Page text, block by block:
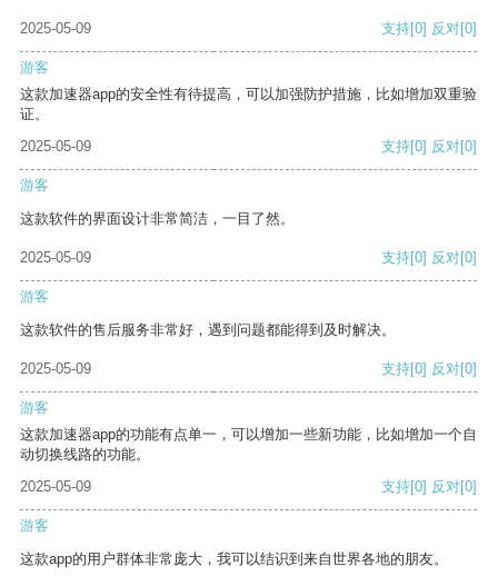
2025-05-09 支持[0] 反对[0]
游客
这款加速器app的安全性有待提高，可以加强防护措施，比如增加双重验
证。
2025-05-09
支持[0] 反对[0]
游客
这款软件的界面设计非常简洁，一目了然。
2025-05-09 支持[0] 反对[0]
游客
这款软件的售后服务非常好，遇到问题都能得到及时解决。
2025-05-09 支持[0] 反对[0]
游客
这款加速器app的功能有点单一，可以增加一些新功能，比如增加一个自
动切换线路的功能。
2025-05-09
支持[0] 反对[0]
游客
这款app的用户群体非常庞大，我可以结识到来自世界各地的朋友。